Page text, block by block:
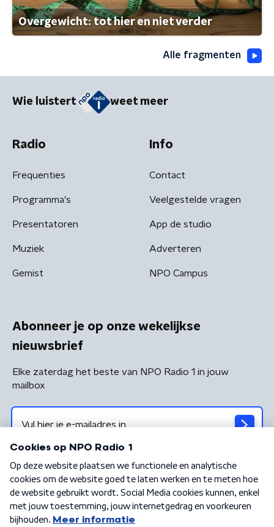
Overgewicht: tot hier en niet verder
Alle fragmenten
Wie luistert weet meer
Radio
Frequenties
Programma's
Presentatoren
Muziek
Gemist
Info
Contact
Veelgestelde vragen
App de studio
Adverteren
NPO Campus
Abonneer je op onze wekelijkse
nieuwsbrief
Elke zaterdag het beste van NPO Radio 1 in jouw
mailbox
Algemene voorwaarden